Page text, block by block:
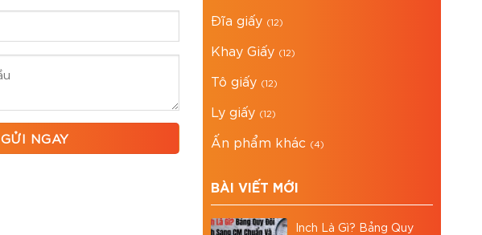
Đĩa giấy (12)
Khay Giấy (12)
Tô giấy (12)
Ly giấy (12)
Ấn phẩm khác (4)
BÀI VIẾT MỚI
Inch Là Gì? Bảng Quy